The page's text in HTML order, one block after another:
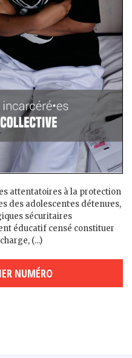
attentatoires à la protection
adolescent·es détenu·es,
sécuritaires
éducatif censé constituer
(...)
NUMÉRO